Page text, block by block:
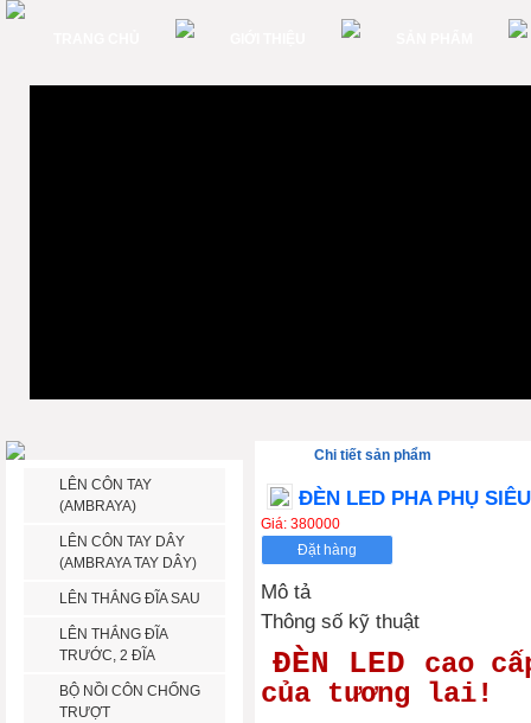
LÊN CÔN TAY
(AMBRAYA)
LÊN CÔN TAY DÂY
(AMBRAYA TAY DÂY)
LÊN THẮNG ĐĨA SAU
LÊN THẮNG ĐĨA
TRƯỚC, 2 ĐĨA
BỘ NỒI CÔN CHỐNG
TRƯỢT
Chi tiết sản phẩm
ĐÈN LED PHA PHỤ
Giá: 380000
Mô tả
Thông số kỹ thuật
ĐÈN LED cao
của tương lai!